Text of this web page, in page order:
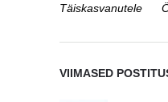
Täiskasvanutele
VIIMASED